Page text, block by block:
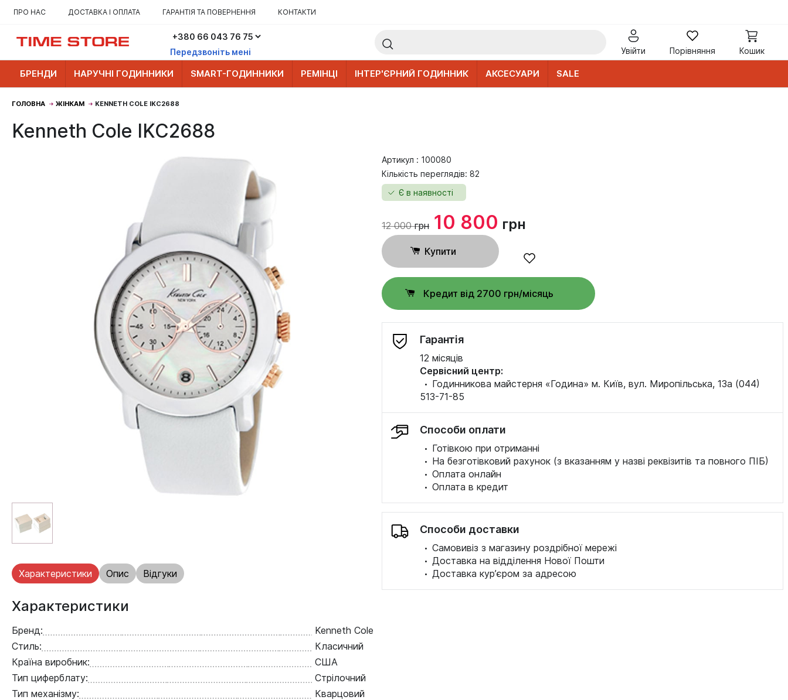
ПРО НАС ДОСТАВКА І ОПЛАТА ГАРАНТІЯ ТА ПОВЕРНЕННЯ КОНТАКТИ
Передзвоніть мені Увійти Порівняння Кошик
БРЕНДИ НАРУЧНІ ГОДИННИКИ SMART-ГОДИННИКИ РЕМІНЦІ ІНТЕР'ЄРНИЙ ГОДИННИК АКСЕСУАРИ SALE
ГОЛОВНА ЖІНКАМ KENNETH COLE IKC2688
Kenneth Cole IKC2688
Характеристики Опис Відгуки
Артикул : 100080
Кількість переглядів: 82
Є в наявності
12 000грн 10 800грн
Купити
Кредит від 2700 грн/місяць
Гарантія
12 місяців
Сервісний центр:
· Годинникова майстерня «Година» м. Київ, вул. Миропільська, 13а (044)
513-71-85
Способи оплати
· Готівкою при отриманні
· На безготівковий рахунок (з вказанням у назві реквізитів та повного ПІБ)
·Оплата онлайн
·Оплата в кредит
Способи доставки
·Самовивіз з магазину роздрібної мережі
·Доставка на відділення Нової Пошти
·Доставка кур’єром за адресою
Характеристики
Бренд:
Kenneth Cole
Стиль:
Класичний
Країна виробник:
США
Тип циферблату:
Стрілочний
Тип механізму:
Кварцовий